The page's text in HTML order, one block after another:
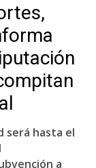
será hasta el
a